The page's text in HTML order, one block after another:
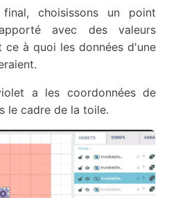
choisissons un point
avec des valeurs
ce à quoi les données d'une
a les coordonnées de
le cadre de la toile.